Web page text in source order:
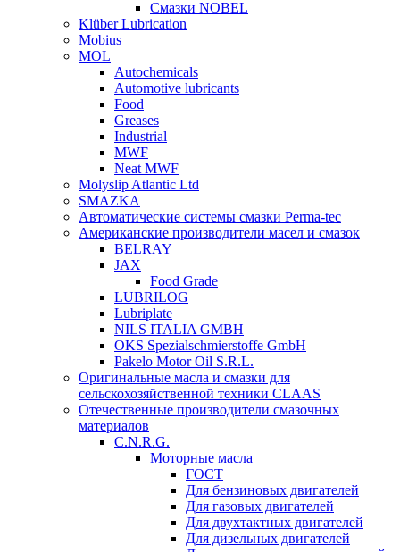
Смазки NOBEL
Klüber Lubrication
Mobius
MOL
Autochemicals
Automotive lubricants
Food
Greases
Industrial
MWF
Neat MWF
Molyslip Atlantic Ltd
SMAZKA
Автоматические системы смазки Perma-tec
Американские производители масел и смазок
BELRAY
JAX
Food Grade
LUBRILOG
Lubriplate
NILS ITALIA GMBH
OKS Spezialschmierstoffe GmbH
Pakelo Motor Oil S.R.L.
Оригинальные масла и смазки для
сельскохозяйственной техники CLAAS
Отечественные производители смазочных
материалов
C.N.R.G.
Моторные масла
ГОСТ
Для бензиновых двигателей
Для газовых двигателей
Для двухтактных двигателей
Для дизельных двигателей